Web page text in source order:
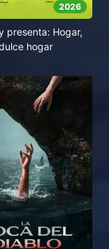
2026
presenta: Hogar,
hogar